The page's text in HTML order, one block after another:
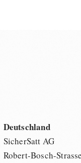
Deutschland
SicherSatt AG
Robert-Bosch-